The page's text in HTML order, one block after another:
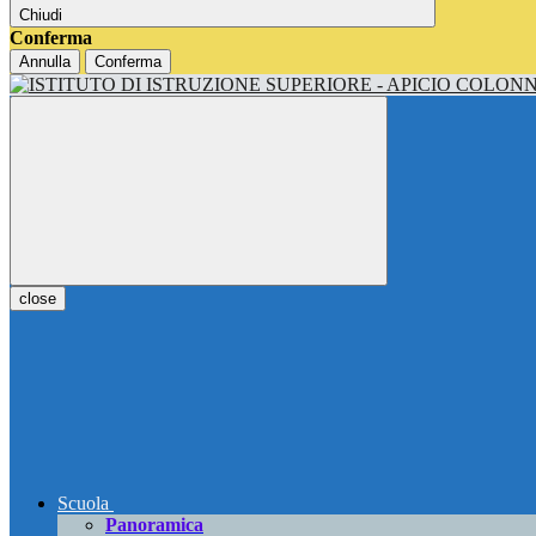
Chiudi
Conferma
Annulla Conferma
close
Scuola
Panoramica